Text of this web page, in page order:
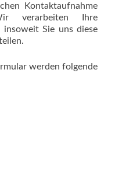
Kontaktaufnahme
verarbeiten Ihre
insoweit Sie uns diese
werden folgende